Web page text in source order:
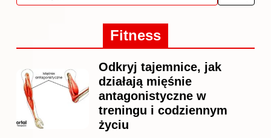
Fitness
Odkryj tajemnice, jak
działają mięśnie
antagonistyczne w
treningu i codziennym
życiu